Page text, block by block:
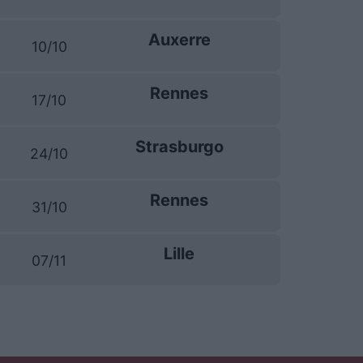
10/10 Auxerre
17/10 Rennes
24/10 Strasburgo
31/10 Rennes
07/11 Lille